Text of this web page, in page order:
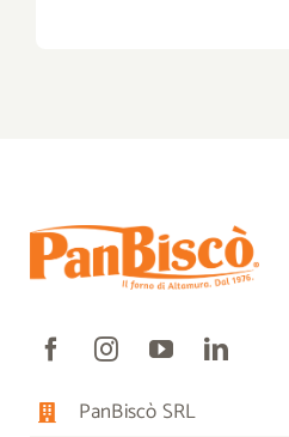
PanBiscò SRL